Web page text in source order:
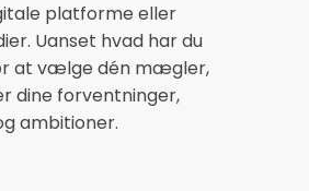
platforme eller
Uanset hvad har du
at vælge dén mægler,
dine forventninger,
ambitioner.